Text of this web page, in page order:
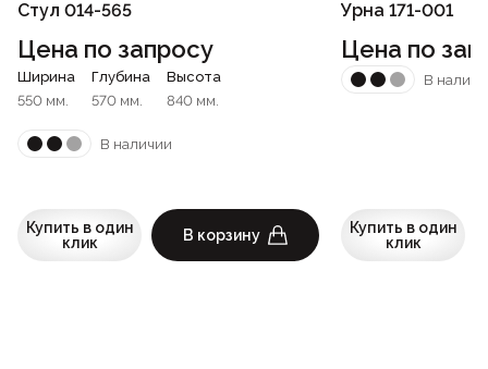
Стул 014-565
Цена по запросу
Ширина
550 мм.
Глубина
570 мм.
Высота
840 мм.
В наличии
Купить в один
клик
В корзину
Урна 171-001
Цена по
В
Купить в один
клик